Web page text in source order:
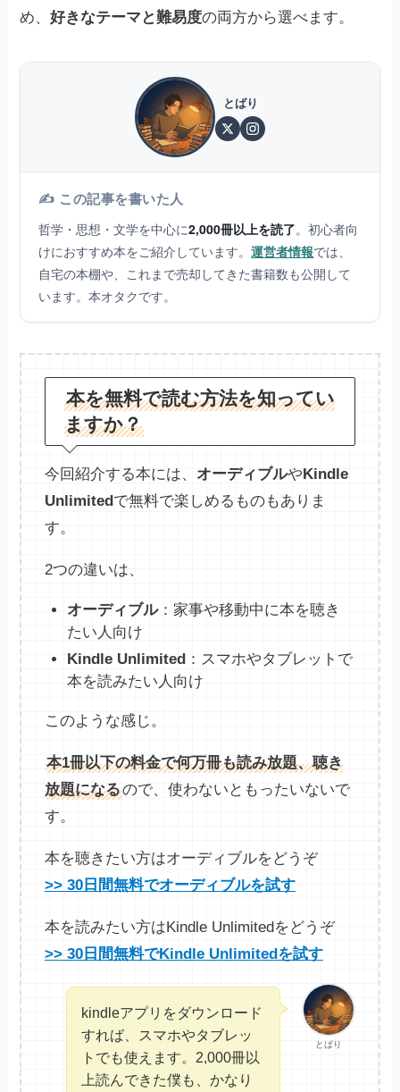
め、好きなテーマと難易度の両方から選べます。
とばり
✍️ この記事を書いた人
哲学・思想・文学を中心に2,000冊以上を読了。初心者向
けにおすすめ本をご紹介しています。運営者情報では、
自宅の本棚や、これまで売却してきた書籍数も公開して
います。本オタクです。
本を無料で読む方法を知ってい
ますか？
今回紹介する本には、 オーディブルや Kindle
Unlimited で無料で楽しめるものもありま
す。
2つの違いは、
オーディブル：家事や移動中に本を聴き
たい人向け
Kindle Unlimited ：スマホやタブレットで
本を読みたい人向け
このような感じ。
本1冊以下の料金で何万冊も読み放題、聴き
放題になるので、使わないともったいないで
す。
本を聴きたい方はオーディブルをどうぞ
>> 30日間無料でオーディブルを試す
本を読みたい方はKindle Unlimitedをどうぞ
>> 30日間無料でKindle Unlimitedを試す
とばり
kindleアプリをダウンロード
すれば、スマホやタブレッ
トでも使えます。2,000冊以
上読んできた僕も、かなり